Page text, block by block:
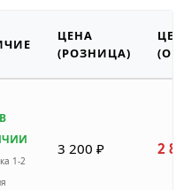
ЦЕНА
(РОЗНИЦА)
1-2
3 200 ₽ 2